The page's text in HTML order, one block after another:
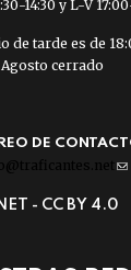
14:30 y L-V
de tarde es de
Agosto cerrado
DE
e-
- CC BY 4.0